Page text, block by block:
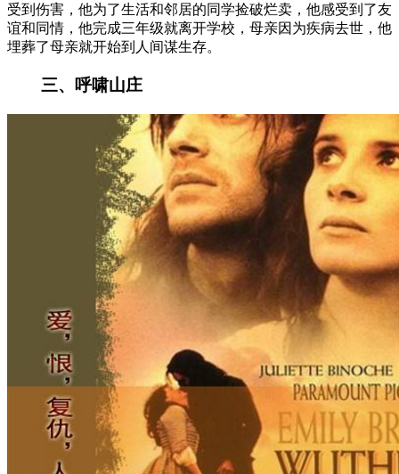
受到伤害，他为了生活和邻居的同学捡破烂卖，他感受到了友
谊和同情，他完成三年级就离开学校，母亲因为疾病去世，他
埋葬了母亲就开始到人间谋生存。
三、呼啸山庄